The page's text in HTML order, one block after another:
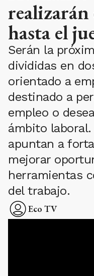
hasta el
Serán la
divididas en
orientado a
destinado a
empleo o
ámbito
apuntan a
mejorar
herramientas
del trabajo.
Eco TV